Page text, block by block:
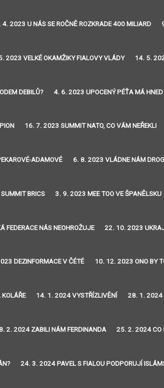
4. 2023 U NÁS SE ROČNĚ ROZKRADE 400 MILIARD
2023 VELKÉ OKAMŽIKY FIALOVY VLÁDY 14. 5.
DEBILŮ? 4. 6. 2023 UPOCENÝ PÉŤA MÁ HNED
16. 7. 2023 SUMMIT NATO, CO VÁM NEŘEKLI
ADAMOVÉ 6. 8. 2023 VLÁDNE NÁM
BRICS 3. 9. 2023 MEE TOO VE ŠPANĚLSKU
FEDERACE NÁS NEOHROŽUJE 22. 10. 2023
DEZINFORMACE V ČÉTÉ 10. 12. 2023 ONO BY
14. 1. 2024 VYSTŘÍZLIVĚNÍ 28. 1. 2024
2. 2024 ZABILI NÁM FERDINANDA 25. 2. 2024 CO
24. 3. 2024 PAVEL S FIALOU PODPORUJÍ